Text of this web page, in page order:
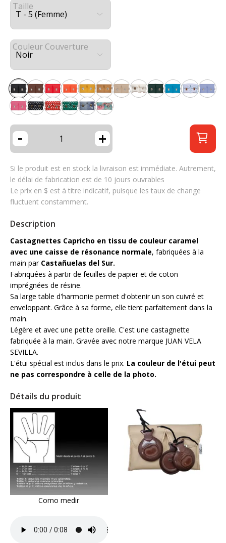
Taille
Couleur Couverture
- +
Si le produit est en stock la livraison est immédiate. Autrement,
le délai de fabrication est de 10 jours ouvrables
Le prix en $ est à titre indicatif, puisque les taux de change
fluctuent constamment.
Description
Castagnettes Capricho en tissu de couleur caramel
avec une caisse de résonance normale, fabriquées à la
main par Castañuelas del Sur.
Fabriquées à partir de feuilles de papier et de coton
imprégnées de résine.
Sa large table d'harmonie permet d'obtenir un son cuivré et
enveloppant. Grâce à sa forme, elle tient parfaitement dans la
main.
Légère et avec une petite oreille. C'est une castagnette
fabriquée à la main. Gravée avec notre marque JUAN VELA
SEVILLA.
L'étui spécial est inclus dans le prix. La couleur de l'étui peut
ne pas correspondre à celle de la photo.
Détails du produit
Como medir